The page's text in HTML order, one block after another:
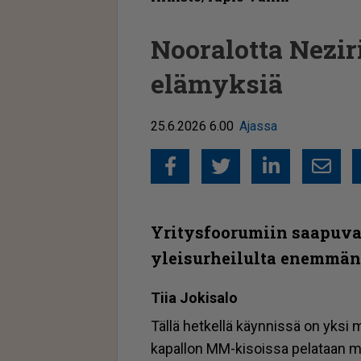
Nooralotta
elämyksiä
25.6.2026 6.00 Ajassa
FacebookTwitter
Yritysfoorumiin
yleisurheilulta
Tiia Jo­ki­sa­lo
Täl­lä het­kel­lä käyn­nis­sä on yk­si
ka­pal­lon MM-ki­sois­sa pe­la­taan